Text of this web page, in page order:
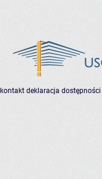
kontakt deklaracja dostępności